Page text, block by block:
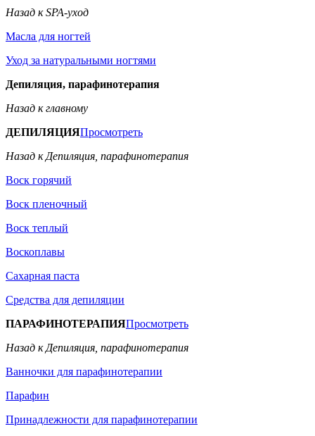
Назад к SPA-уход
Масла для ногтей
Уход за натуральными ногтями
Депиляция, парафинотерапия
Назад к главному
ДЕПИЛЯЦИЯПросмотреть
Назад к Депиляция, парафинотерапия
Воск горячий
Воск пленочный
Воск теплый
Воскоплавы
Сахарная паста
Средства для депиляции
ПАРАФИНОТЕРАПИЯПросмотреть
Назад к Депиляция, парафинотерапия
Ванночки для парафинотерапии
Парафин
Принадлежности для парафинотерапии